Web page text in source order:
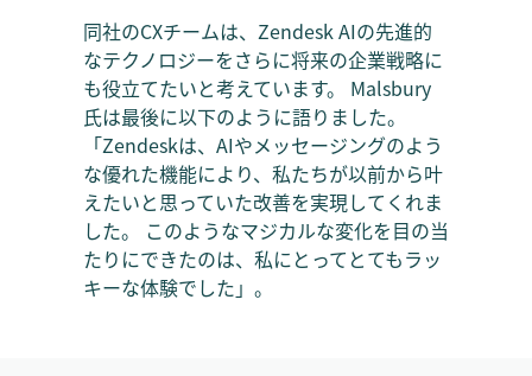
同社のCXチームは、Zendesk AIの先進的
なテクノロジーをさらに将来の企業戦略に
も役立てたいと考えています。 Malsbury
氏は最後に以下のように語りました。
「Zendeskは、AIやメッセージングのよう
な優れた機能により、私たちが以前から叶
えたいと思っていた改善を実現してくれま
した。 このようなマジカルな変化を目の当
たりにできたのは、私にとってとてもラッ
キーな体験でした」。